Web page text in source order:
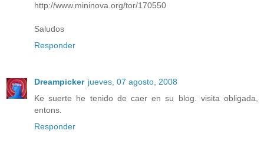
http://www.mininova.org/tor/170550
Saludos
Responder
Dreampicker jueves, 07 agosto, 2008
Ke suerte he tenido de caer en su blog. visita obligada,
entons.
Responder